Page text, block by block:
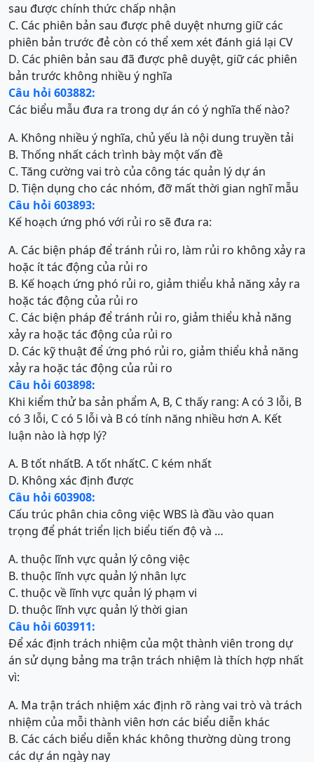
sau được chính thức chấp nhận
C. Các phiên bản sau được phê duyệt nhưng giữ các
phiên bản trước đẻ còn có thể xem xét đánh giá lại CV
D. Các phiên bản sau đã được phê duyệt, giữ các phiên
bản trước không nhiều ý nghĩa
Câu hỏi 603882:
Các biểu mẫu đưa ra trong dự án có ý nghĩa thế nào?
A. Không nhiều ý nghĩa, chủ yếu là nội dung truyền tải
B. Thống nhất cách trình bày một vấn đề
C. Tăng cường vai trò của công tác quản lý dự án
D. Tiện dụng cho các nhóm, đỡ mất thời gian nghĩ mẫu
Câu hỏi 603893:
Kế hoạch ứng phó với rủi ro sẽ đưa ra:
A. Các biện pháp để tránh rủi ro, làm rủi ro không xảy ra
hoặc ít tác động của rủi ro
B. Kế hoạch ứng phó rủi ro, giảm thiểu khả năng xảy ra
hoặc tác động của rủi ro
C. Các biện pháp để tránh rủi ro, giảm thiểu khả năng
xảy ra hoặc tác động của rủi ro
D. Các kỹ thuật để ứng phó rủi ro, giảm thiểu khả năng
xảy ra hoặc tác động của rủi ro
Câu hỏi 603898:
Khi kiểm thử ba sản phẩm A, B, C thấy rang: A có 3 lỗi, B
có 3 lỗi, C có 5 lỗi và B có tính năng nhiều hơn A. Kết
luận nào là hợp lý?
A. B tốt nhấtB. A tốt nhấtC. C kém nhất
D. Không xác định được
Câu hỏi 603908:
Cấu trúc phân chia công việc WBS là đầu vào quan
trọng để phát triển lịch biểu tiến độ và …
A. thuộc lĩnh vực quản lý công việc
B. thuộc lĩnh vực quản lý nhân lực
C. thuộc về lĩnh vực quản lý phạm vi
D. thuộc lĩnh vực quản lý thời gian
Câu hỏi 603911:
Để xác định trách nhiệm của một thành viên trong dự
án sử dụng bảng ma trận trách nhiệm là thích hợp nhất
vì:
A. Ma trận trách nhiệm xác định rõ ràng vai trò và trách
nhiệm của mỗi thành viên hơn các biểu diễn khác
B. Các cách biểu diễn khác không thường dùng trong
các dự án ngày nay